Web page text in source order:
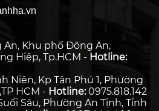
Khu phố Đông An,
Hiệp, Tp.HCM - Hotline:
Niên, Kp Tân Phú 1, Phường
HCM - Hotline:0975.818.142
Sâu, Phường An Tịnh, Tỉnh